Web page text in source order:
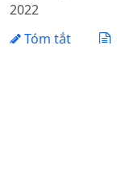
2022
Tóm tắt